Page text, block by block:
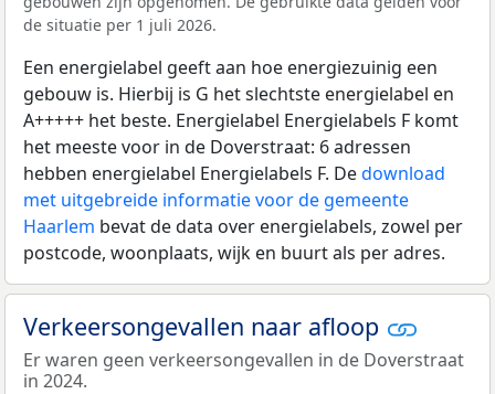
de situatie per 1 juli 2026.
Een energielabel geeft aan hoe energiezuinig een
gebouw is. Hierbij is G het slechtste energielabel en
A+++++ het beste. Energielabel Energielabels F komt
het meeste voor in de Doverstraat: 6 adressen
hebben energielabel Energielabels F. Dedownload
met uitgebreide informatie voor de gemeente
Haarlem bevat de data over energielabels, zowel per
postcode, woonplaats, wijk en buurt als per adres.
Verkeersongevallen naar afloop
Er waren geen verkeersongevallen in de Doverstraat
in 2024.